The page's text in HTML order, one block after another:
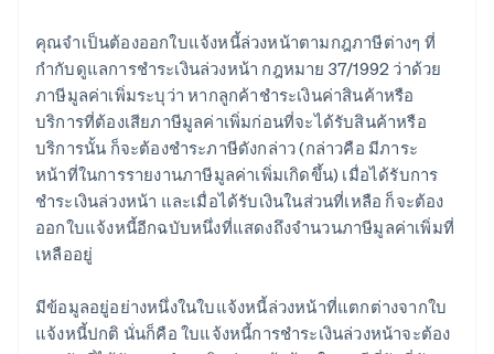
คุณจำเป็นต้องออกใบแจ้งหนี้ล่วงหน้าตามกฎภาษีต่างๆ ที่
กำกับดูแลการชำระเงินล่วงหน้า กฎหมาย 37/1992 ว่าด้วย
ภาษีมูลค่าเพิ่มระบุว่า หากลูกค้าชำระเงินค่าสินค้าหรือ
บริการที่ต้องเสียภาษีมูลค่าเพิ่มก่อนที่จะได้รับสินค้าหรือ
บริการนั้น ก็จะต้องชำระภาษีดังกล่าว (กล่าวคือ มีภาระ
หน้าที่ในการรายงานภาษีมูลค่าเพิ่มเกิดขึ้น) เมื่อได้รับการ
ชำระเงินล่วงหน้า และเมื่อได้รับเงินในส่วนที่เหลือ ก็จะต้อง
ออกใบแจ้งหนี้อีกฉบับหนึ่งที่แสดงถึงจำนวนภาษีมูลค่าเพิ่มที่
เหลืออยู่
มีข้อมูลอยู่อย่างหนึ่งในใบแจ้งหนี้ล่วงหน้าที่แตกต่างจากใบ
แจ้งหนี้ปกติ นั่นก็คือ ใบแจ้งหนี้การชำระเงินล่วงหน้าจะต้อง